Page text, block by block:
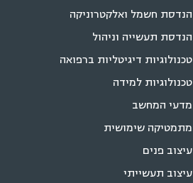
הנדסת חשמל ואלקטרוניקה
הנדסת תעשייה וניהול
טכנולוגיות דיגיטליות ברפואה
טכנולוגיות למידה
מדעי המחשב
מתמטיקה שימושית
עיצוב פנים
עיצוב תעשייתי